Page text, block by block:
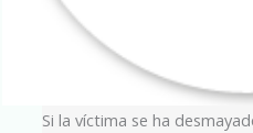
Si la víctima se ha